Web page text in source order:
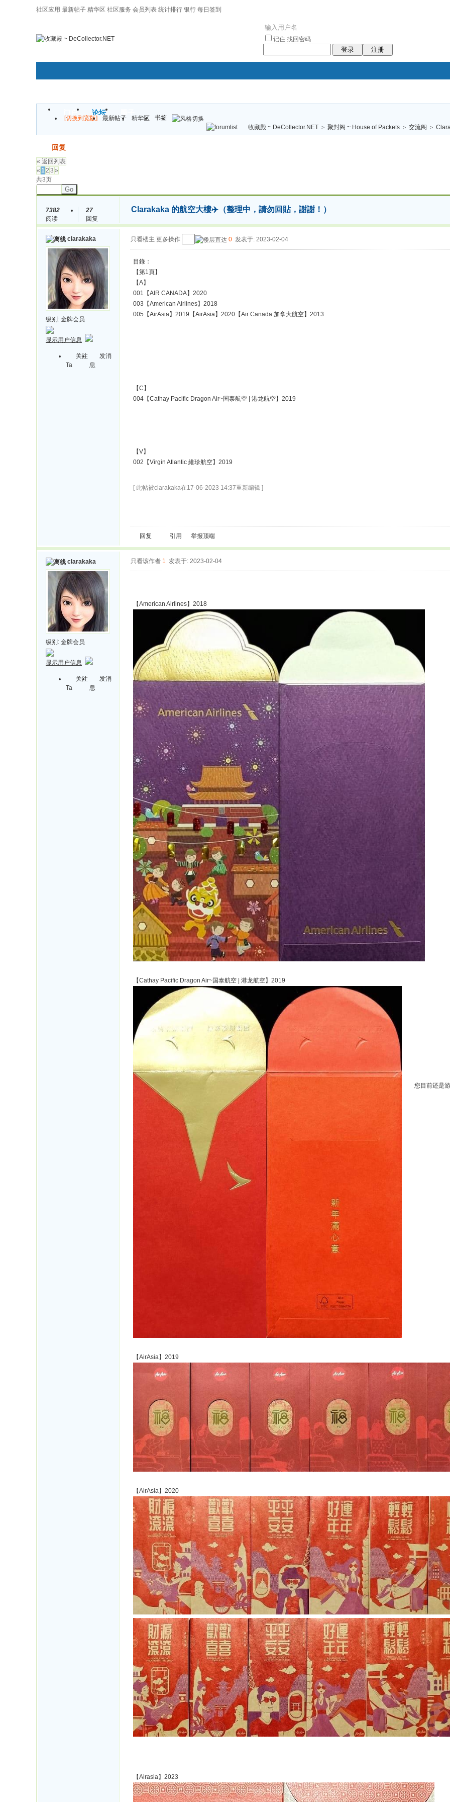
社区应用 最新帖子 精华区 社区服务 会员列表 统计排行 银行 每日签到
记住 找回密码
登录 注册
门户 论坛
褔
袠袠袥眩褦
[切换到宽版] 最新帖子 精华区
书签
收藏殿 ~ DeCollector.NET > 聚封阁 ~ House of Packets > 交流阁 >
回复
« 返回列表
« 12 3 »
共3页
Go
7382
阅读
27
回复
Clarakaka 的航空大樓✈️（整理中，請勿回貼，謝謝！）
clarakaka
级别: 金牌会员
显示用户信息
关注
Ta
发消
息
只看楼主 更多操作 0 发表于: 2023-02-04
目錄：
【第1頁】
【A】
001【AIR CANADA】2020
003【American Airlines】2018
005【AirAsia】2019 【AirAsia】2020 【Air Canada 加拿大航空】2013
【C】
004【Cathay Pacific Dragon Air~国泰航空 | 港龙航空】2019
【V】
002【Virgin Atlantic 維珍航空】2019
[ 此帖被clarakaka在17-06-2023 14:37重新编辑 ]
回复 引用 举报顶端
clarakaka
级别: 金牌会员
显示用户信息
关注
Ta
发消
息
只看该作者 1 发表于: 2023-02-04
【American Airlines】2018
【Cathay Pacific Dragon Air~国泰航空 | 港龙航空】2019
【AirAsia】2019
【AirAsia】2020
【Airasia】2023
您目前还是